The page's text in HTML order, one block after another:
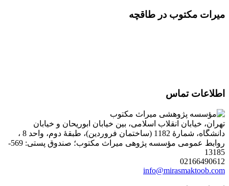
میرات مکتوب در طاقچه
اطلاعات تماس
تهران، خیابان انقلاب اسلامی، بین خیابان ابوریحان و خیابان
دانشگاه، شمارۀ 1182 (ساختمان فروردین)، طبقۀ دوم، واحد 8 ،
روابط عمومی مؤسسه پژوهی میراث مکتوب؛ صندوق پستی: 569-
13185
02166490612
info@mirasmaktoob.com